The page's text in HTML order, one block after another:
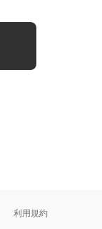
利用規約